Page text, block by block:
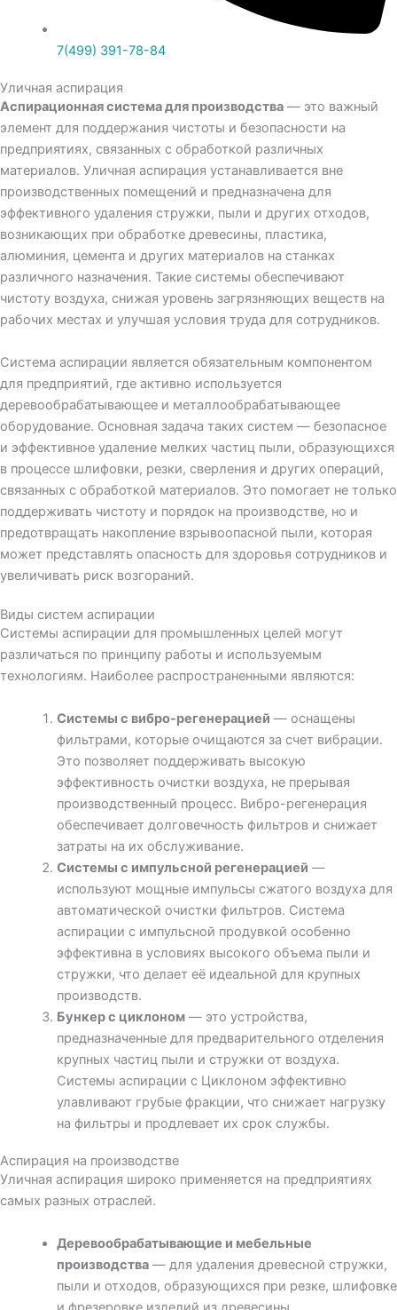
7(499) 391-78-84
Уличная аспирация
Аспирационная система для производства — это важный
элемент для поддержания чистоты и безопасности на
предприятиях, связанных с обработкой различных
материалов. Уличная аспирация устанавливается вне
производственных помещений и предназначена для
эффективного удаления стружки, пыли и других отходов,
возникающих при обработке древесины, пластика,
алюминия, цемента и других материалов на станках
различного назначения. Такие системы обеспечивают
чистоту воздуха, снижая уровень загрязняющих веществ на
рабочих местах и улучшая условия труда для сотрудников.
Система аспирации является обязательным компонентом
для предприятий, где активно используется
деревообрабатывающее и металлообрабатывающее
оборудование. Основная задача таких систем — безопасное
и эффективное удаление мелких частиц пыли, образующихся
в процессе шлифовки, резки, сверления и других операций,
связанных с обработкой материалов. Это помогает не только
поддерживать чистоту и порядок на производстве, но и
предотвращать накопление взрывоопасной пыли, которая
может представлять опасность для здоровья сотрудников и
увеличивать риск возгораний.
Виды систем аспирации
Системы аспирации для промышленных целей могут
различаться по принципу работы и используемым
технологиям. Наиболее распространенными являются:
Системы с вибро-регенерацией — оснащены
фильтрами, которые очищаются за счет вибрации.
Это позволяет поддерживать высокую
эффективность очистки воздуха, не прерывая
производственный процесс. Вибро-регенерация
обеспечивает долговечность фильтров и снижает
затраты на их обслуживание.
Системы с импульсной регенерацией —
используют мощные импульсы сжатого воздуха для
автоматической очистки фильтров. Система
аспирации с импульсной продувкой особенно
эффективна в условиях высокого объема пыли и
стружки, что делает её идеальной для крупных
производств.
Бункер с циклоном— это устройства,
предназначенные для предварительного отделения
крупных частиц пыли и стружки от воздуха.
Системы аспирации с Циклоном эффективно
улавливают грубые фракции, что снижает нагрузку
на фильтры и продлевает их срок службы.
Аспирация на производстве
Уличная аспирация широко применяется на предприятиях
самых разных отраслей.
Деревообрабатывающие и мебельные
производства— для удаления древесной стружки,
пыли и отходов, образующихся при резке, шлифовке